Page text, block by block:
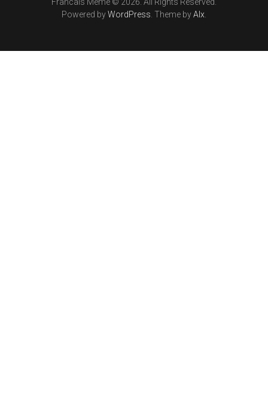
Powered byWordPress . Theme byAlx